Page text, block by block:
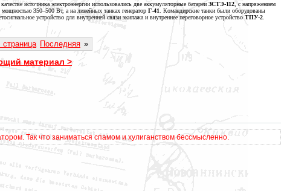
источника электроэнергии использовались две аккумуляторные батареи ЗСТЭ-112 , с напряжением
мощностью 350–500 Вт, а на линейных танках генератор Г-41 . Командирские танки были оборудованы
устройство для внутренней связи экипажа и внутреннее переговорное устройство ТПУ-2
Последняя »
материал >
Так что заниматься спамом и хулиганством бессмысленно.